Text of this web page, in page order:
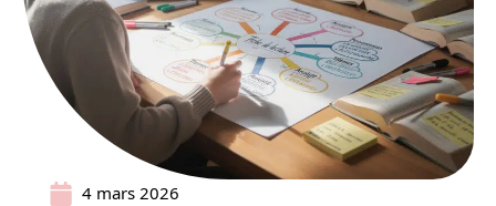
4 mars 2026